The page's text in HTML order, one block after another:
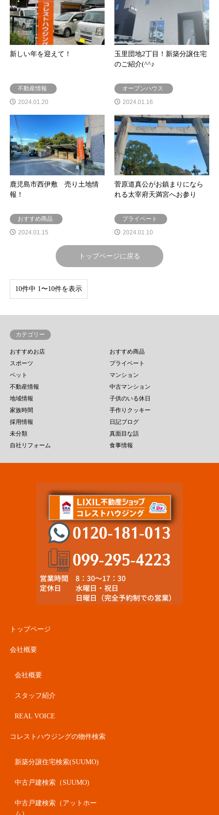
新しい年を迎えて！
不動産情報
2024.01.20
玉里団地2丁目！新築分譲住宅
のご紹介(^^♪
オープンハウス
2024.01.16
鹿児島市西伊敷 売り土地情
報！
おすすめ商品
2024.01.15
菅原道真公がお鎮まりになら
れる太宰府天満宮へお参り
プライベート
2024.01.10
トップページに戻る
10件中 1〜10件を表示
カテゴリー
おすすめお店
おすすめ商品
スポーツ
プライベート
ペット
マンション
不動産情報
中古マンション
地域情報
子供のいる休日
家族時間
手作りクッキー
採用情報
日記ブログ
未分類
真面目な話
自社リフォーム
食事情報
トップページ
会社概要
会社概要
スタッフ紹介
REAL VOICE
コレストハウジングの物件検索
新築分譲住宅検索(SUUMO)
中古戸建検索（SUUMO)
中古戸建検索（アットホー